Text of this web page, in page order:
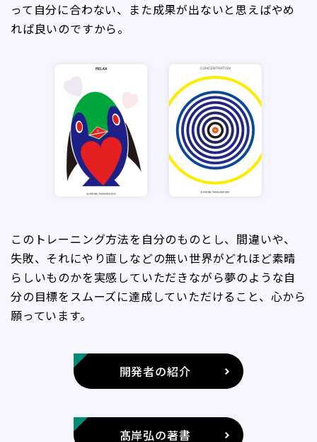
って自分に合わない、また成果が出ないと思えばやめ
れば良いのですから。
このトレーニング方法を自分のものとし、間違いや、
失敗、それにやり直しなどの無い世界がどれほど素晴
らしいものかを実感していただきながら夢のような自
分の目標をスムーズに達成していただけること、心から
願っています。
開発者の紹介
髙岸弘の著書